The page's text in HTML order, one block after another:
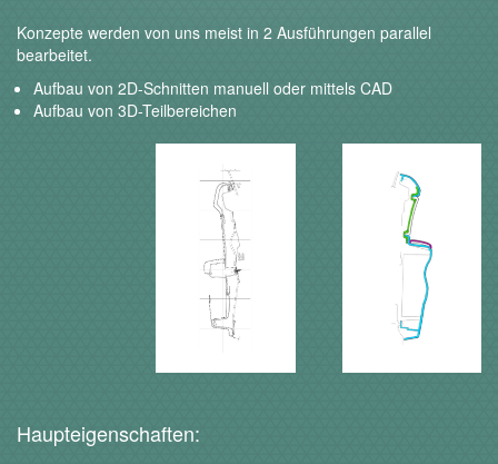
Konzepte werden von uns meist in 2 Ausführungen parallel
bearbeitet.
Aufbau von 2D-Schnitten manuell oder mittels CAD
Aufbau von 3D-Teilbereichen
Haupteigenschaften: